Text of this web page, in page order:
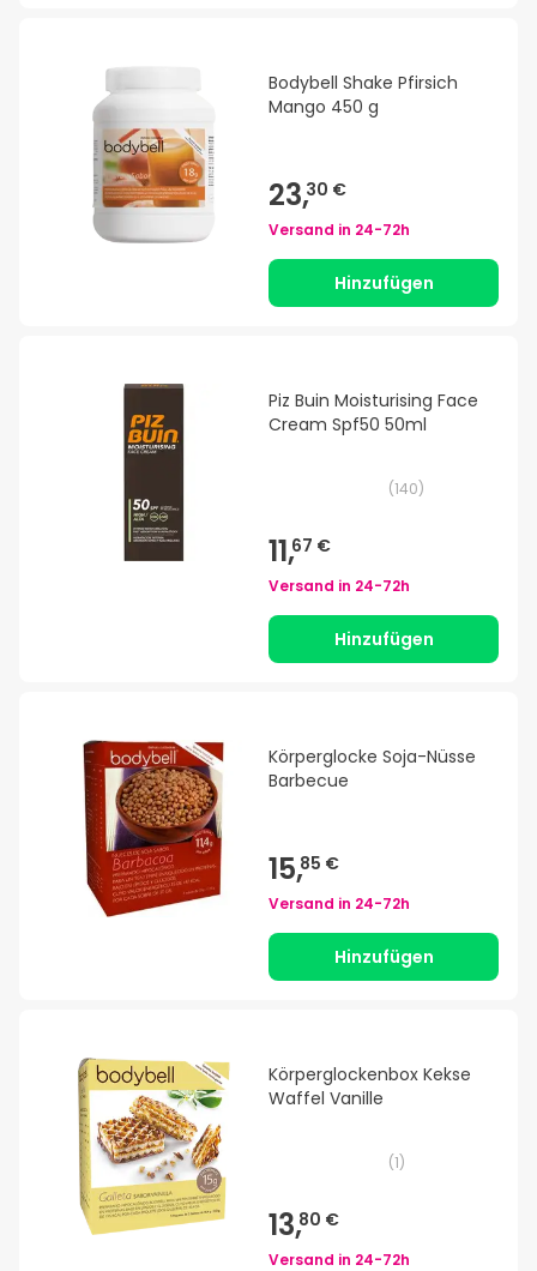
Bodybell Shake Pfirsich
Mango 450 g
23,30 €
Versand in 24-72h
Hinzufügen
Piz Buin Moisturising Face
Cream Spf50 50ml
(140)
11,67 €
Versand in 24-72h
Hinzufügen
Körperglocke Soja-Nüsse
Barbecue
15,85 €
Versand in 24-72h
Hinzufügen
Körperglockenbox Kekse
Waffel Vanille
(1)
13,80 €
Versand in 24-72h